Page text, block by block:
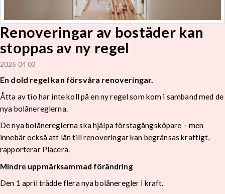
Renoveringar av bostäder kan
stoppas av ny regel
2026 04 03
En dold regel kan försvåra renoveringar.
Åtta av tio har inte koll på en ny regel som kom i samband med de
nya bolånereglerna.
De nya bolånereglerna ska hjälpa förstagångsköpare – men
innebär också att lån till renoveringar kan begränsas kraftigt,
rapporterar Placera.
Mindre uppmärksammad förändring
Den 1 april trädde flera nya bolåneregler i kraft.